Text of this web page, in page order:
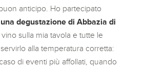
anticipo. Ho partecipato
degustazione di Abbazia di
sulla mia tavola e tutte le
alla temperatura corretta:
di eventi più affollati, quando